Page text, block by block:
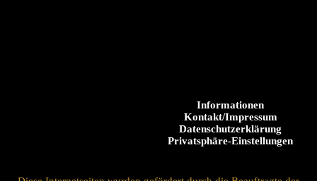
Informationen
Kontakt/Impressum
Datenschutzerklärung
Privatsphäre-Einstellungen